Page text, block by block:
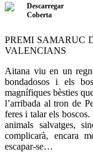
Descarregar
Coberta
PREMI SAMARUC
VALENCIANS
Aitana viu en un
bondadosos i els
magnífiques bèsties
l’arribada al tron de
feres i talar els
animals salvatges,
complicarà, encara
escapar-se…